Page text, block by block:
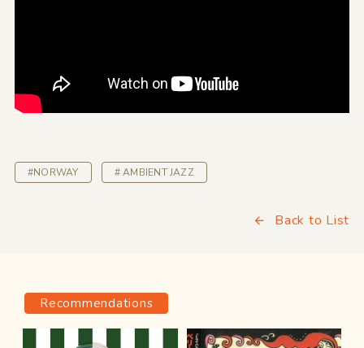
#NORWAY # AMBIENT JAZZ
Back to List
Recommendations